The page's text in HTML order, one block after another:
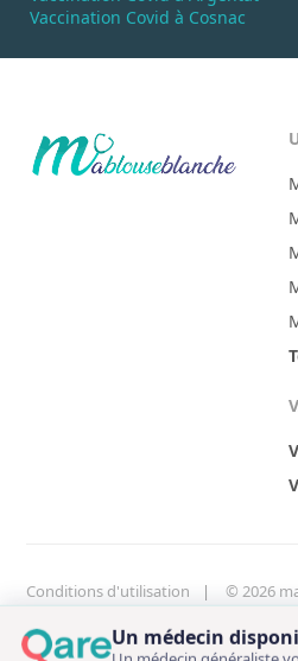
Un médecin
Vaccination Covid à Cosnac
Conditions d'utilisation © 2026
Ordre National des Chirurgiens-